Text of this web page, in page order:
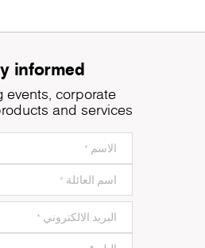
informed!
events, corporate
and services